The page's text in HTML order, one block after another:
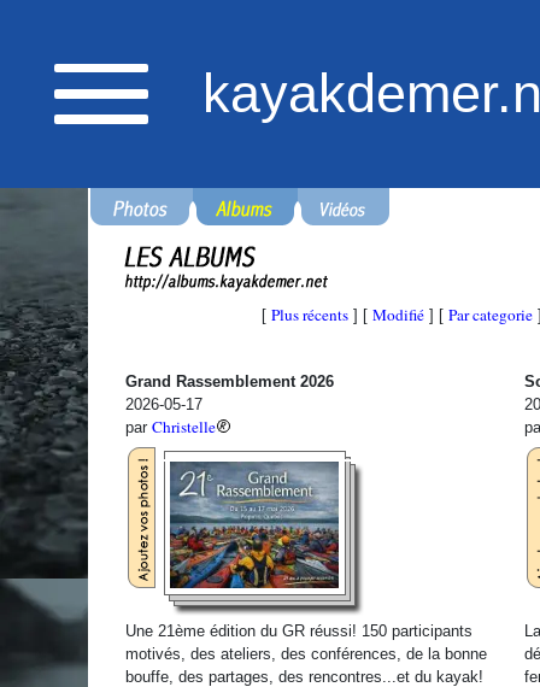
[ Plus récents ] [ Modifié ] [ Par categorie
Grand Rassemblement 2026
2026-05-17
par Christelle
Une 21ème édition du GR réussi! 150 participants
motivés, des ateliers, des conférences, de la bonne
bouffe, des partages, des rencontres...et du kayak!